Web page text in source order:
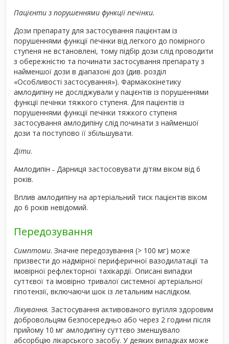
Пацієнти з порушеннями функції печінки.
Дози препарату для застосування пацієнтам із
порушеннями функції печінки від легкого до помірного
ступеня не встановлені, тому підбір дози слід проводити
з обережністю та починати застосування препарату з
найменшої дози в діапазоні доз (див. розділ
«Особливості застосування»). Фармакокінетику
амлодипіну не досліджували у пацієнтів із порушеннями
функції печінки тяжкого ступеня. Для пацієнтів із
порушеннями функції печінки тяжкого ступеня
застосування амлодипіну слід починати з найменшої
дози та поступово її збільшувати.
Діти.
Амлодипін ˗ Дарниця застосовувати дітям віком від 6
років.
Вплив амлодипіну на артеріальний тиск пацієнтів віком
до 6 років невідомий.
Передозування
Симптоми. Значне передозування (> 100 мг) може
призвести до надмірної периферичної вазодилатації та
імовірної рефлекторної тахікардії. Описані випадки
суттєвої та імовірно тривалої системної артеріальної
гіпотензії, включаючи шок із летальним наслідком.
Лікування. Застосування активованого вугілля здоровим
добровольцям безпосередньо або через 2 години після
прийому 10 мг амлодипіну суттєво зменшувало
абсорбцію лікарського засобу. У деяких випадках може